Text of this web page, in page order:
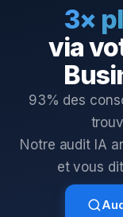
3×
via
93% des
Notre audit IA
et vous